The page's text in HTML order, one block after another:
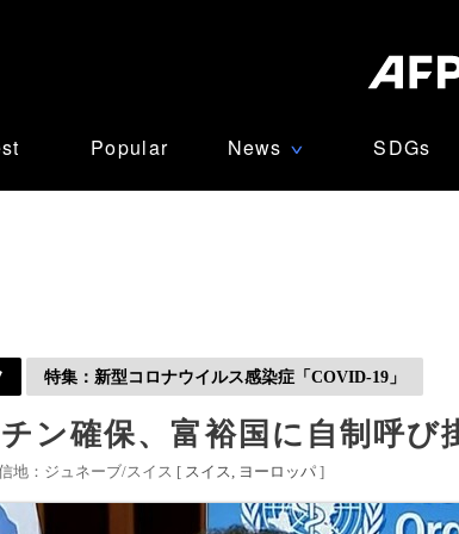
Popular News ∨ SDGs
特集：新型コロナウイルス感染症「COVID-19」
ン確保、富裕国に自制呼び
地：ジュネーブ/スイス [ スイス ヨーロッパ ]